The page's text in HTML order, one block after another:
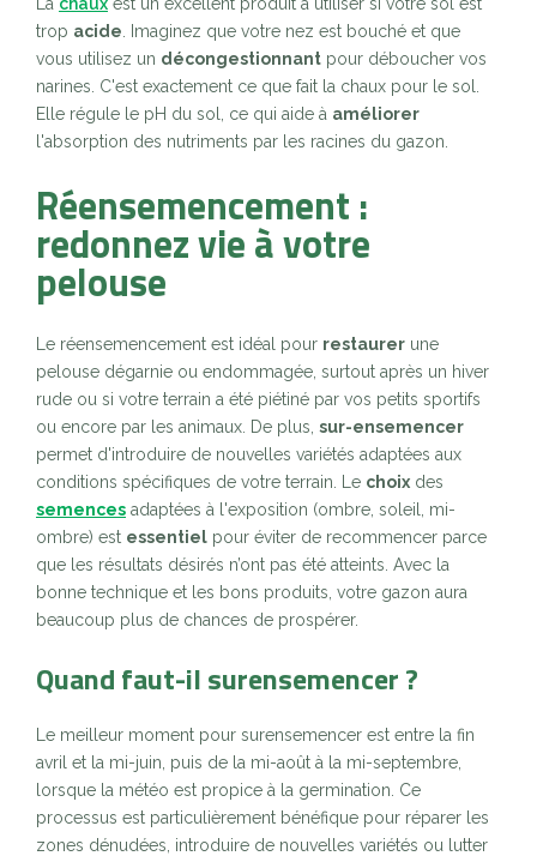
trop acide . Imaginez que votre nez est bouché et que
vous utilisez un décongestionnant pour déboucher vos
narines. C'est exactement ce que fait la chaux pour le sol.
Elle régule le pH du sol, ce qui aide à améliorer
l'absorption des nutriments par les racines du gazon.
Réensemencement :
redonnez vie à votre
pelouse
Le réensemencement est idéal pour restaurer une
pelouse dégarnie ou endommagée, surtout après un hiver
rude ou si votre terrain a été piétiné par vos petits sportifs
ou encore par les animaux. De plus, sur-ensemencer
permet d'introduire de nouvelles variétés adaptées aux
conditions spécifiques de votre terrain. Le choix des
semences adaptées à l'exposition (ombre, soleil, mi-
ombre) est essentiel pour éviter de recommencer parce
que les résultats désirés n’ont pas été atteints. Avec la
bonne technique et les bons produits, votre gazon aura
beaucoup plus de chances de prospérer.
Quand faut-il surensemencer ?
Le meilleur moment pour surensemencer est entre la fin
avril et la mi-juin, puis de la mi-août à la mi-septembre,
lorsque la météo est propice à la germination. Ce
processus est particulièrement bénéfique pour réparer les
zones dénudées, introduire de nouvelles variétés ou lutter